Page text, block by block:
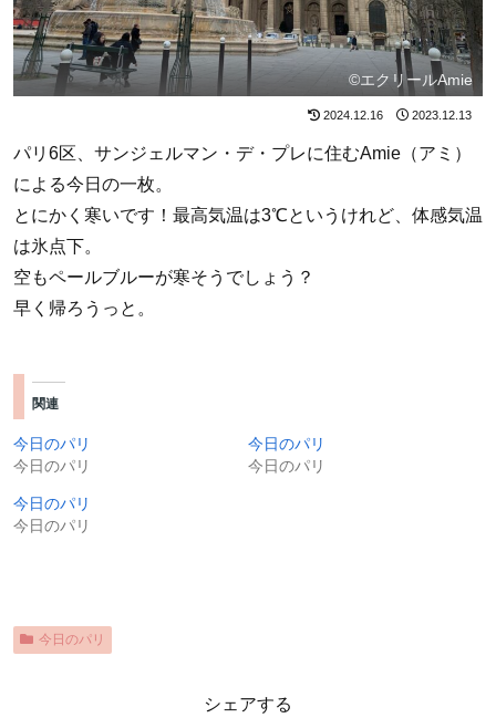
©エクリールAmie
2024.12.16 2023.12.13
パリ6区、サンジェルマン・デ・プレに住むAmie（アミ）
による今日の一枚。
とにかく寒いです！最高気温は3℃というけれど、体感気温
は氷点下。
空もペールブルーが寒そうでしょう？
早く帰ろうっと。
関連
今日のパリ
今日のパリ
今日のパリ
今日のパリ
今日のパリ
今日のパリ
今日のパリ
シェアする